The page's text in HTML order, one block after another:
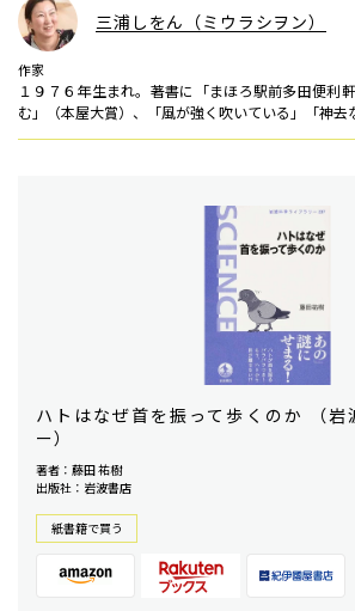
三浦しをん（ミウラシヲン）
作家
１９７６年生まれ。著書に「まほろ駅前多田便利
む」（本屋大賞）、「風が強く吹いている」「神去
ハトはなぜ首を振って歩くのか （岩
ー）
著者：藤田 祐樹
出版社：岩波書店
紙書籍で買う